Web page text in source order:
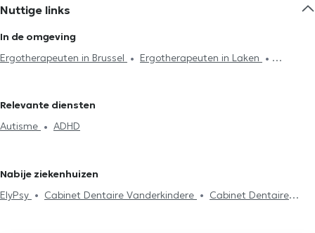
Nuttige links
In de omgeving
Ergotherapeuten in Brussel
Ergotherapeuten in Laken
Relevante diensten
Autisme
ADHD
Nabije ziekenhuizen
ElyPsy
Cabinet Dentaire Vanderkindere
Cabinet Dentaire